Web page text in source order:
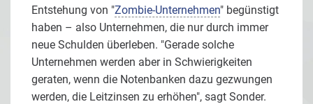
Entstehung von "Zombie-Unternehmen" begünstigt
haben – also Unternehmen, die nur durch immer
neue Schulden überleben. "Gerade solche
Unternehmen werden aber in Schwierigkeiten
geraten, wenn die Notenbanken dazu gezwungen
werden, die Leitzinsen zu erhöhen", sagt Sonder.